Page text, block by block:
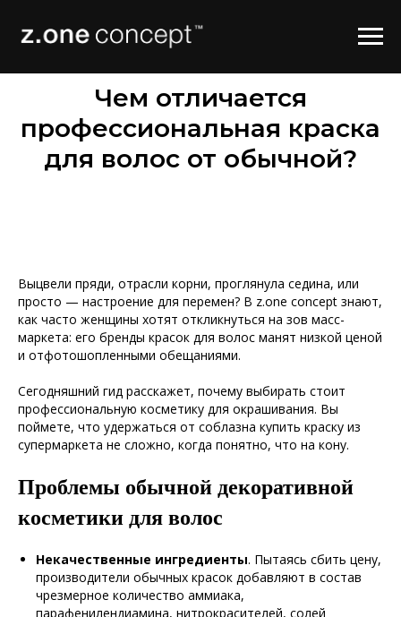
Чем отличается
профессиональная краска
для волос от обычной?
Выцвели пряди, отрасли корни, проглянула седина, или
просто — настроение для перемен? В z.one concept знают,
как часто женщины хотят откликнуться на зов масс-
маркета: его бренды красок для волос манят низкой ценой
и отфотошопленными обещаниями.
Сегодняшний гид расскажет, почему выбирать стоит
профессиональную косметику для окрашивания. Вы
поймете, что удержаться от соблазна купить краску из
супермаркета не сложно, когда понятно, что на кону.
Проблемы обычной декоративной
косметики для волос
Некачественные ингредиенты. Пытаясь сбить цену,
производители обычных красок добавляют в состав
чрезмерное количество аммиака,
парафенилендиамина, нитрокрасителей, солей